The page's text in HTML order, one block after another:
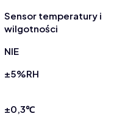
Sensor temperatury i
wilgotności
NIE
±5%RH
±0,3℃